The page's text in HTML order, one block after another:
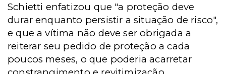
Schietti enfatizou que "a proteção deve
durar enquanto persistir a situação de risco",
e que a vítima não deve ser obrigada a
reiterar seu pedido de proteção a cada
poucos meses, o que poderia acarretar